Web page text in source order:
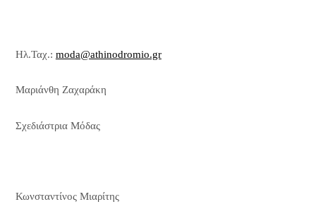
Ηλ.Ταχ.: moda@athinodromio.gr
Μαριάνθη Ζαχαράκη
Σχεδιάστρια Μόδας
Κωνσταντίνος Μιαρίτης